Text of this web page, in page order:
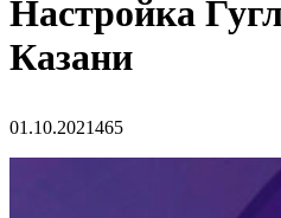
Настройка
Казани
01.10.2021465